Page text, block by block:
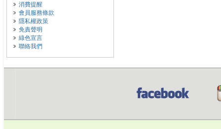
消費提醒
會員服務條款
隱私權政策
免責聲明
綠色宣言
聯絡我們